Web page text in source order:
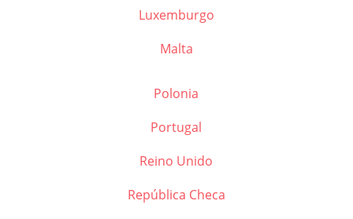
Luxemburgo
Malta
Polonia
Portugal
Reino Unido
República Checa